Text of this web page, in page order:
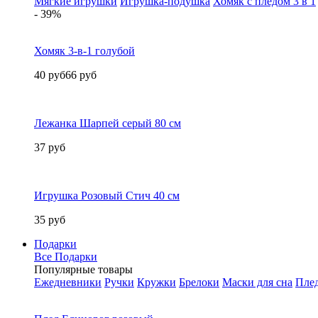
- 39%
Хомяк 3-в-1 голубой
40 руб66 руб
Лежанка Шарпей серый 80 см
37 руб
Игрушка Розовый Стич 40 см
35 руб
Подарки
Все Подарки
Популярные товары
Ежедневники Ручки Кружки Брелоки Маски для сна